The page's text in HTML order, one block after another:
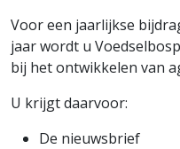
Voor een jaarlijkse
jaar wordt u
bij het ontwikkelen van
U krijgt daarvoor:
De nieuwsbrief